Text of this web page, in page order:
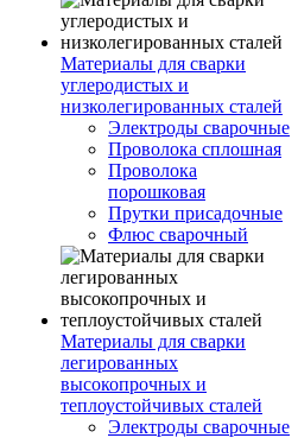
Материалы для сварки
углеродистых и
низколегированных сталей
Электроды сварочные
Проволока сплошная
Проволока
порошковая
Прутки присадочные
Флюс сварочный
Материалы для сварки
легированных
высокопрочных и
теплоустойчивых сталей
Электроды сварочные